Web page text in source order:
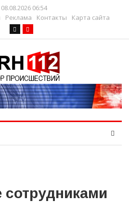
08.08.2026 06:54
Реклама Контакты Карта сайта
сотрудниками